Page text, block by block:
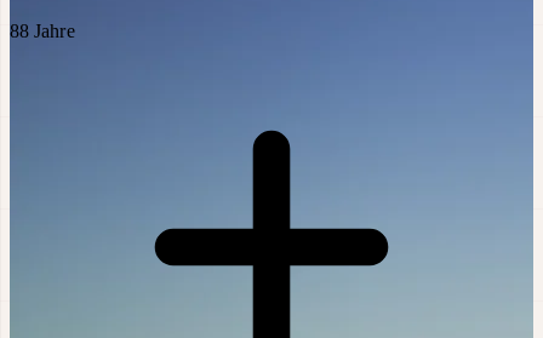
88 Jahre